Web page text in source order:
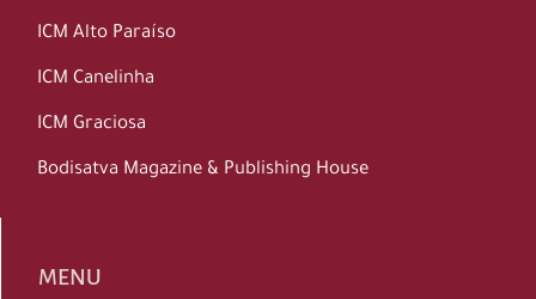
ICM Alto Paraíso
ICM Canelinha
ICM Graciosa
Bodisatva Magazine & Publishing House
MENU